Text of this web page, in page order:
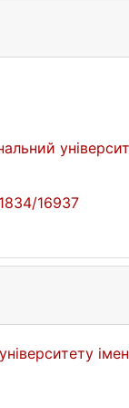
16937